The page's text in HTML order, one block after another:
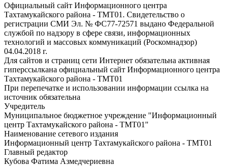
Официальный сайт Информационного центра
Тахтамукайского района - ТМТ01. Свидетельство о
регистрации СМИ Эл. № ФС77-72571 выдано Федеральной
службой по надзору в сфере связи, информационных
технологий и массовых коммуникаций (Роскомнадзор)
04.04.2018 г.
Для сайтов и страниц сети Интернет обязательна активная
гиперссылкана официальный сайт Информационного центра
Тахтамукайского района - ТМТ01
При перепечатке и использовании информации ссылка на
источник обязательна
Учредитель
Муниципальное бюджетное учреждение "Информационный
центр Тахтамукайского района - ТМТ01"
Наименование сетевого издания
Информационный центр Тахтамукайского района - ТМТ01
Главный редактор
Кубова Фатима Азмедчериевна